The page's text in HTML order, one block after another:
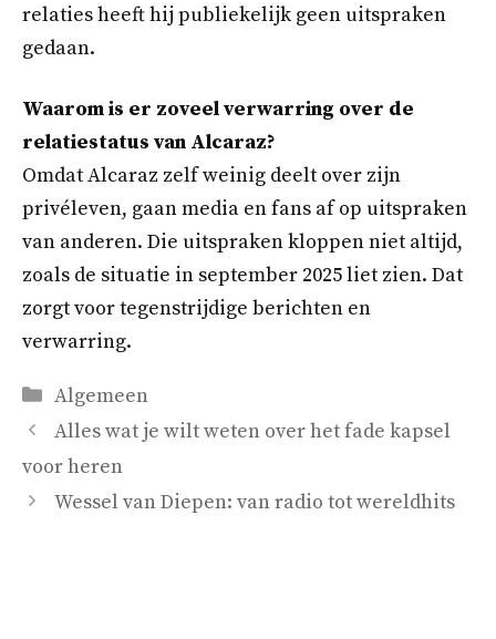
relaties heeft hij publiekelijk geen uitspraken
gedaan.
Waarom is er zoveel verwarring over de
relatiestatus van Alcaraz?
Omdat Alcaraz zelf weinig deelt over zijn
privéleven, gaan media en fans af op uitspraken
van anderen. Die uitspraken kloppen niet altijd,
zoals de situatie in september 2025 liet zien. Dat
zorgt voor tegenstrijdige berichten en
verwarring.
Categorieën
Algemeen
Alles wat je wilt weten over het fade kapsel
voor heren
Wessel van Diepen: van radio tot wereldhits